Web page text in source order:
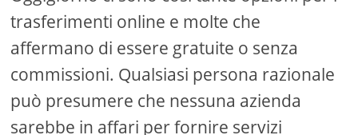
trasferimenti online e molte che
affermano di essere gratuite o senza
commissioni. Qualsiasi persona razionale
può presumere che nessuna azienda
sarebbe in affari per fornire servizi